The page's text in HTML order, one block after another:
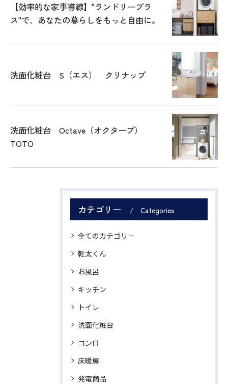
【効率的な家事導線】"ランドリープラ
ス"で、あなたの暮らしをもっと自由に。
洗面化粧台 S（エス） クリナップ
洗面化粧台 Octave（オクターブ）
TOTO
カテゴリー Categories
全てのカテゴリー
乾太くん
お風呂
キッチン
トイレ
洗面化粧台
コンロ
床暖房
発電商品